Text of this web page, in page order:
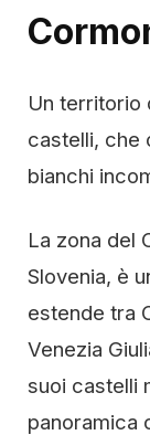
Un territorio
castelli, che
bianchi
La zona del
Slovenia, è
estende tra
Venezia
suoi castelli
panoramica